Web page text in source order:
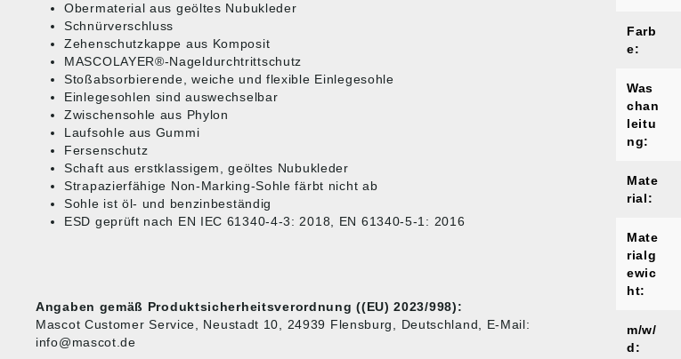
Obermaterial aus geöltes Nubukleder
Schnürverschluss
Zehenschutzkappe aus Komposit
MASCOLAYER®-Nageldurchtrittschutz
Stoßabsorbierende, weiche und flexible Einlegesohle
Einlegesohlen sind auswechselbar
Zwischensohle aus Phylon
Laufsohle aus Gummi
Fersenschutz
Schaft aus erstklassigem, geöltes Nubukleder
Strapazierfähige Non-Marking-Sohle färbt nicht ab
Sohle ist öl- und benzinbeständig
ESD geprüft nach EN IEC 61340-4-3: 2018, EN 61340-5-1: 2016
Angaben gemäß Produktsicherheitsverordnung ((EU) 2023/998):
Mascot Customer Service, Neustadt 10, 24939 Flensburg, Deutschland, E-Mail:
info@mascot.de
Farb
e:
Was
chan
leitu
ng:
Mate
rial:
Mate
rialg
ewic
ht:
m/w/
d: